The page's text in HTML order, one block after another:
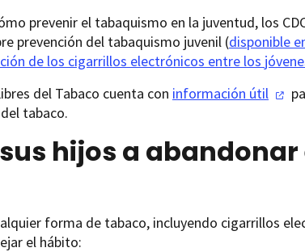
prevenir el tabaquismo en la juventud, los
prevención del tabaquismo juvenil (disponible
de los cigarrillos electrónicos entre los
del Tabaco cuenta con información útil
tabaco.
hijos a abandonar
forma de tabaco, incluyendo cigarrillos
el hábito: